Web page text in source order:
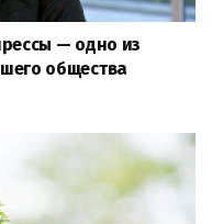
— одно из
общества